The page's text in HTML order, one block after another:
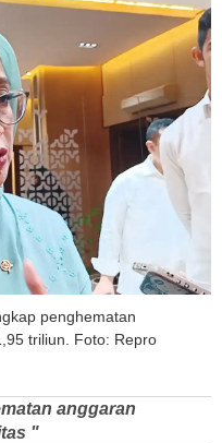
penghematan
triliun. Foto: Repro
anggaran
"